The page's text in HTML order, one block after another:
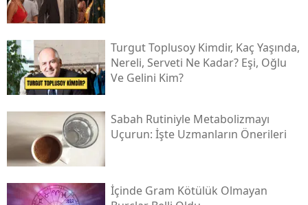
Turgut Toplusoy Kimdir, Kaç Yaşında,
Nereli, Serveti Ne Kadar? Eşi, Oğlu
Ve Gelini Kim?
Sabah Rutiniyle Metabolizmayı
Uçurun: İşte Uzmanların Önerileri
İçinde Gram Kötülük Olmayan